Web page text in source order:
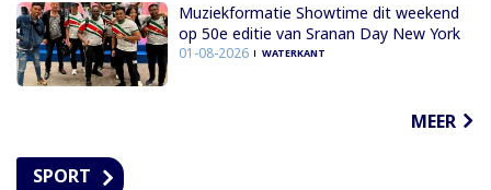
Muziekformatie Showtime dit weekend
op 50e editie van Sranan Day New York
01-08-2026 WATERKANT
MEER
SPORT